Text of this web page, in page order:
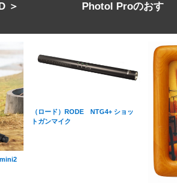
＞ Photol Proのおす
（ロード）RODE NTG4+ ショッ
トガンマイク